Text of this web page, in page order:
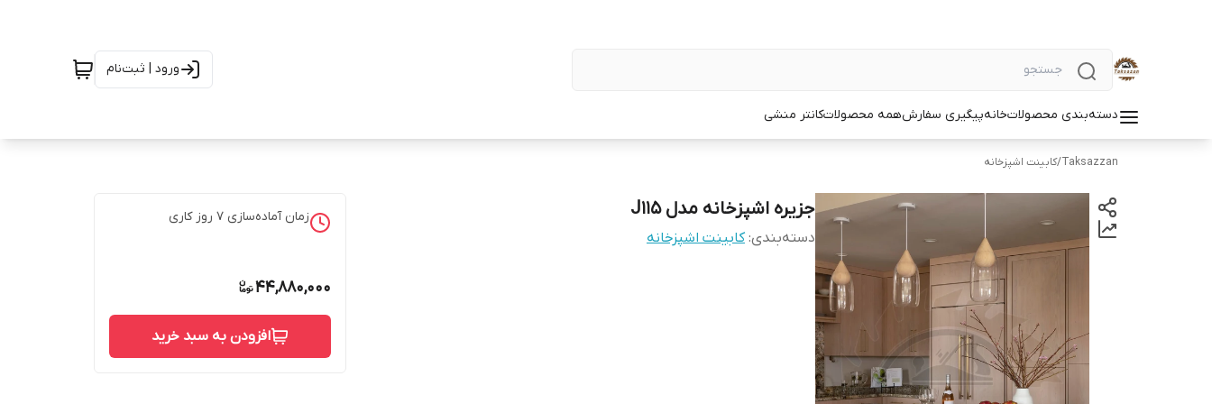
ورود | ثبت‌نام
دسته‌بندی محصولاتخانهپیگیری سفارشهمه محصولاتکانتر منشی
Taksazzan
/کابینت اشپزخانه
جزیره اشپزخانه مدل J115
دسته‌بندی:کابینت اشپزخانه
زمان آماده‌سازی 7 روز کاری
44,880,000
افزودن به سبد خرید